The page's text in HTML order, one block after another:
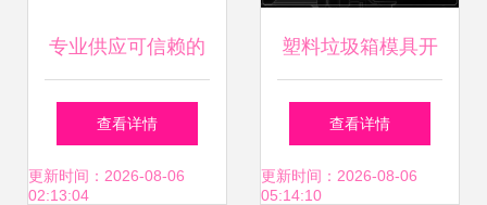
专业供应可信赖的
改性塑料及塑料模
具解决方案
查看详情
更新时间：2026-08-06
02:13:04
塑料垃圾箱模具开
模生产公司的专业
解决方案
查看详情
更新时间：2026-08-06
05:14:10